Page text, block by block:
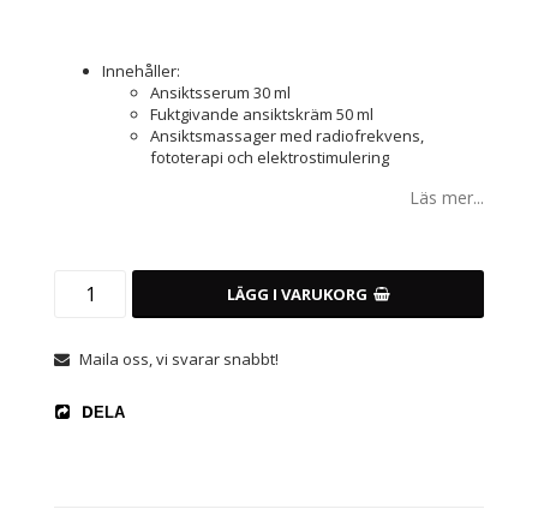
Innehåller:
Ansiktsserum 30 ml
Fuktgivande ansiktskräm 50 ml
Ansiktsmassager med radiofrekvens,
fototerapi och elektrostimulering
Läs mer...
LÄGG I VARUKORG
Maila oss, vi svarar snabbt!
DELA